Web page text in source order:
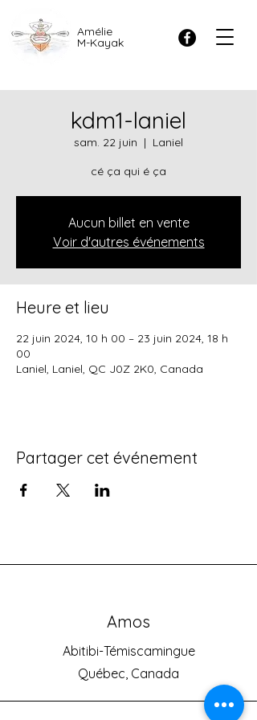
Amélie
M-Kayak
kdm1-laniel
sam. 22 juin
  |
Laniel
cé ça qui é ça
Aucun billet en vente
Voir d'autres événements
Heure et lieu
22 juin 2024, 10 h 00 – 23 juin 2024, 18 h
00
Laniel, Laniel, QC J0Z 2K0, Canada
Partager cet événement
Amos
Abitibi-Témiscamingue
Québec, Canada